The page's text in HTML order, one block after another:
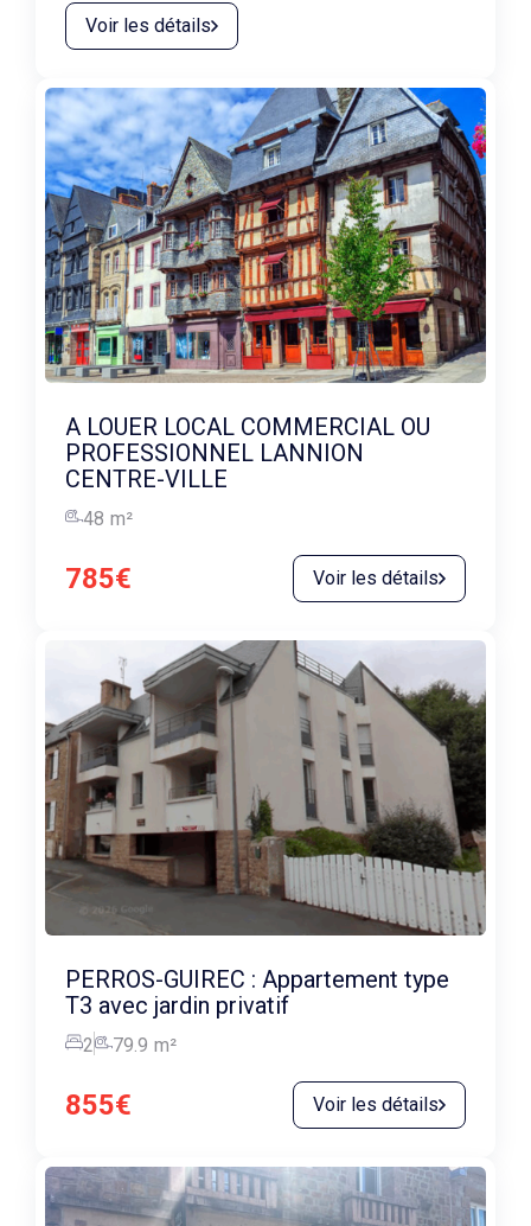
Voir les détails
A LOUER LOCAL COMMERCIAL OU
PROFESSIONNEL LANNION
CENTRE-VILLE
48 m²
785€ Voir les détails
PERROS-GUIREC : Appartement type
T3 avec jardin privatif
2 79.9 m²
855€ Voir les détails